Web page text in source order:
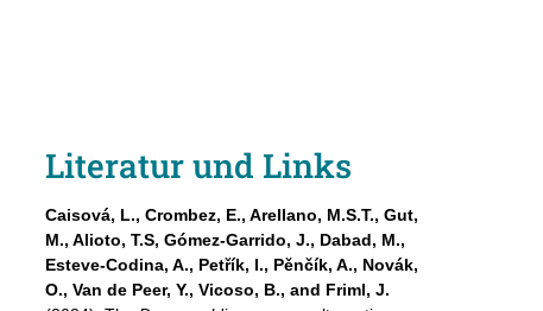
Literatur und Links
Caisová, L., Crombez, E., Arellano, M.S.T., Gut,
M., Alioto, T.S, Gómez-Garrido, J., Dabad, M.,
Esteve-Codina, A., Petřík, I., Pěnčík, A., Novák,
O., Van de Peer, Y., Vicoso, B., and Friml, J.